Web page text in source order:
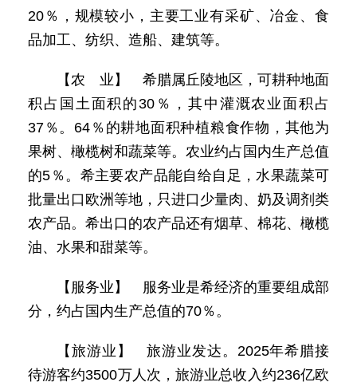
20％，规模较小，主要工业有采矿、冶金、食
品加工、纺织、造船、建筑等。
【农 业】 希腊属丘陵地区，可耕种地面
积占国土面积的30％，其中灌溉农业面积占
37％。64％的耕地面积种植粮食作物，其他为
果树、橄榄树和蔬菜等。农业约占国内生产总值
的5％。希主要农产品能自给自足，水果蔬菜可
批量出口欧洲等地，只进口少量肉、奶及调剂类
农产品。希出口的农产品还有烟草、棉花、橄榄
油、水果和甜菜等。
【服务业】 服务业是希经济的重要组成部
分，约占国内生产总值的70％。
【旅游业】 旅游业发达。2025年希腊接
待游客约3500万人次，旅游业总收入约236亿欧